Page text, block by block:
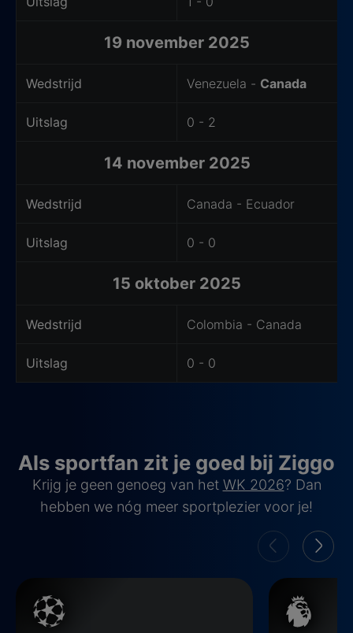
19 november 2025
Wedstrijd Venezuela - Canada
Uitslag 0 - 2
14 november 2025
Wedstrijd Canada - Ecuador
Uitslag 0 - 0
15 oktober 2025
Wedstrijd Colombia - Canada
Uitslag 0 - 0
Als sportfan zit je goed bij Ziggo
Krijg je geen genoeg van het WK 2026? Dan
hebben we nóg meer sportplezier voor je!
Premier